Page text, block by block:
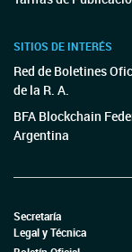
SITIOS DE INTERÉS
Red de Boletines
de la R. A.
BFA Blockchain
Argentina
Secretaría
Legal y Técnica